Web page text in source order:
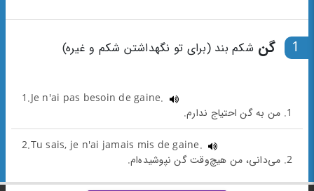
1 گن شکم بند (برای تو نگهداشتن شکم و غیره)
1.Je n'ai pas besoin de gaine.
1. من به گن احتیاج ندارم.
2.Tu sais, je n'ai jamais mis de gaine.
2. می‌دانی، من هیچ‌وقت گن نپوشیده‌ام.